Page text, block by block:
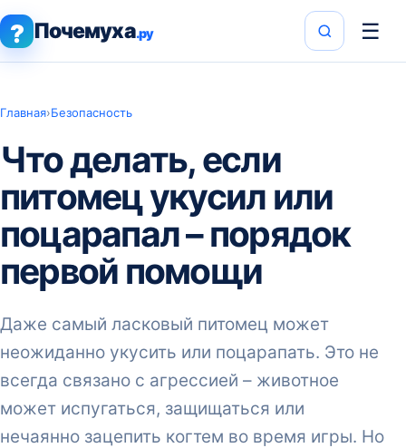
? Почемуха.ру ☰
Главная›Безопасность
Что делать, если
питомец укусил или
поцарапал – порядок
первой помощи
Даже самый ласковый питомец может
неожиданно укусить или поцарапать. Это не
всегда связано с агрессией – животное
может испугаться, защищаться или
нечаянно зацепить когтем во время игры. Но